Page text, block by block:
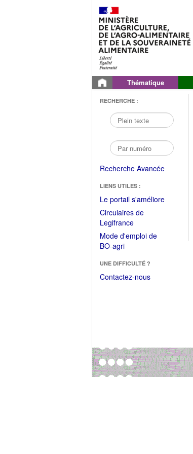
Thématique
RECHERCHE :
Recherche Avancée
LIENS UTILES :
Le portail s'améliore(Fichier
Circulaires de
Legifrance(Ouvrir
dans
une
fenêtre)
Mode d'emploi de
BO-agri(Ouvrir
une
nouvelle
UNE DIFFICULTÉ ?
Contactez-nous